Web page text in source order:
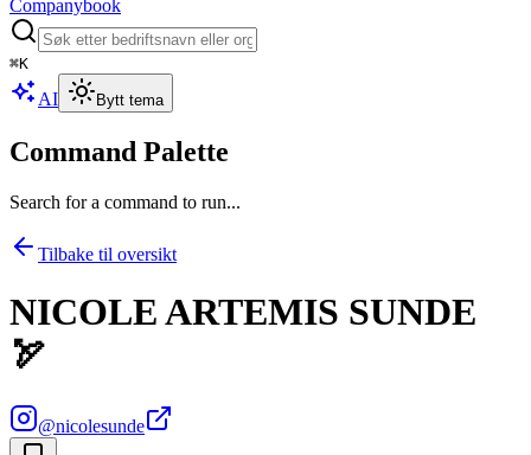
Companybook
⌘K
AI Bytt tema
Command Palette
Search for a command to run...
Tilbake til oversikt
NICOLE ARTEMIS SUNDE
🏹
@nicolesunde